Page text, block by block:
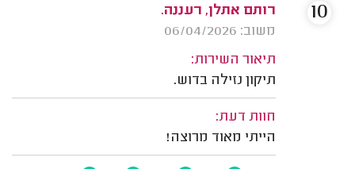
רותם אתלן, רעננה.
משוב: 06/04/2026
תיאור השירות:
תיקון נזילה בדוש.
חוות דעת:
הייתי מאוד מרוצה!
10